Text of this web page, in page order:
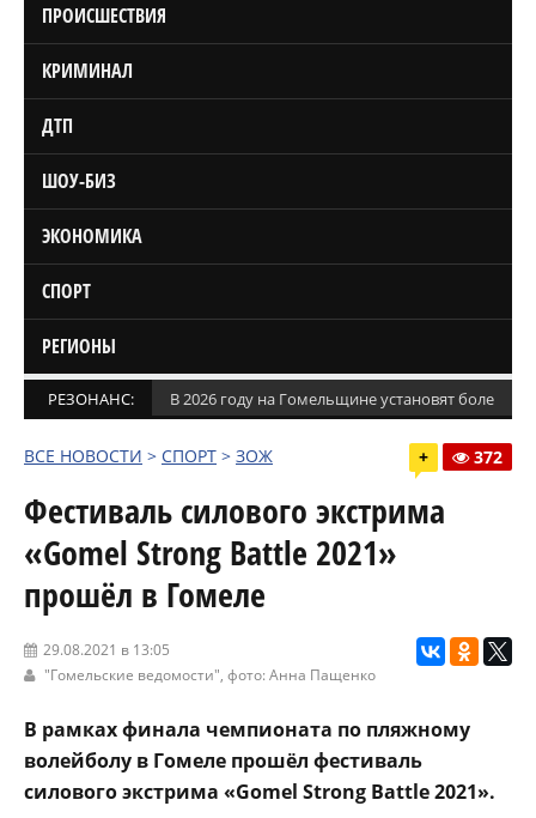
ПРОИСШЕСТВИЯ
КРИМИНАЛ
ДТП
ШОУ-БИЗ
ЭКОНОМИКА
СПОРТ
РЕГИОНЫ
РЕЗОНАНС: В 2026 году на Гомельщине установят более
ВСЕ НОВОСТИ > СПОРТ > ЗОЖ + 372
Фестиваль силового экстрима
«Gomel Strong Battle 2021»
прошёл в Гомеле
29.08.2021 в 13:05
"Гомельские ведомости", фото: Анна Пащенко
В рамках финала чемпионата по пляжному
волейболу в Гомеле прошёл фестиваль
силового экстрима «Gomel Strong Battle 2021».